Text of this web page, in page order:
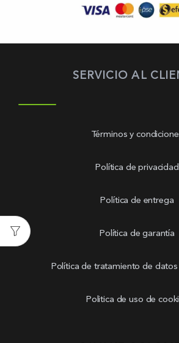
SERVICIO AL
Términos y
Política de privacidad
Política de entrega
Política de garantía
Política de tratamiento de datos
Politica de uso de